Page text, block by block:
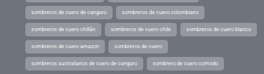
sombreros de cuero de canguro sombreros de cuero colombiano
sombreros de cuero chillán sombreros de cuero chile sombreros de cuero blanco
sombreros de cuero amazon sombreros de cuero
sombreros australianos de cuero de canguro sombrero de cuero comodo